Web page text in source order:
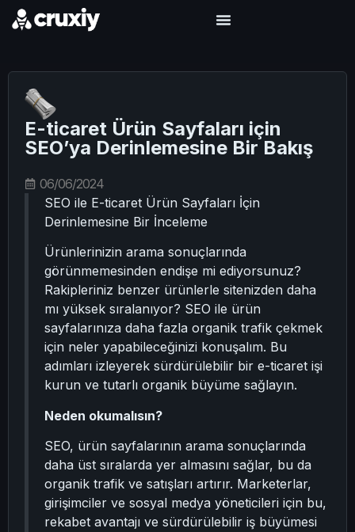
E-ticaret Ürün Sayfaları için
SEO’ya Derinlemesine Bir Bakış
06/06/2024
SEO ile E-ticaret Ürün Sayfaları İçin
Derinlemesine Bir İnceleme
Ürünlerinizin arama sonuçlarında
görünmemesinden endişe mi ediyorsunuz?
Rakipleriniz benzer ürünlerle sitenizden daha
mı yüksek sıralanıyor? SEO ile ürün
sayfalarınıza daha fazla organik trafik çekmek
için neler yapabileceğinizi konuşalım. Bu
adımları izleyerek sürdürülebilir bir e-ticaret işi
kurun ve tutarlı organik büyüme sağlayın.
Neden okumalısın?
SEO, ürün sayfalarının arama sonuçlarında
daha üst sıralarda yer almasını sağlar, bu da
organik trafik ve satışları artırır. Marketerlar,
girişimciler ve sosyal medya yöneticileri için bu,
rekabet avantajı ve sürdürülebilir iş büyümesi